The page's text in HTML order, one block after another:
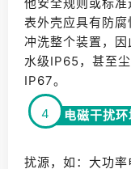
表外壳应具有防
冲洗整个装置，
水级IP65，甚至
IP67。
4
电磁干扰环
扰源，如：大功率